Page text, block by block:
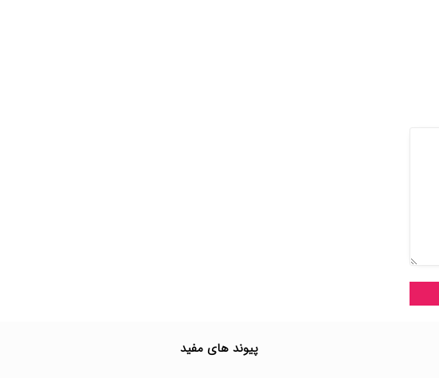
پیوند های مفید